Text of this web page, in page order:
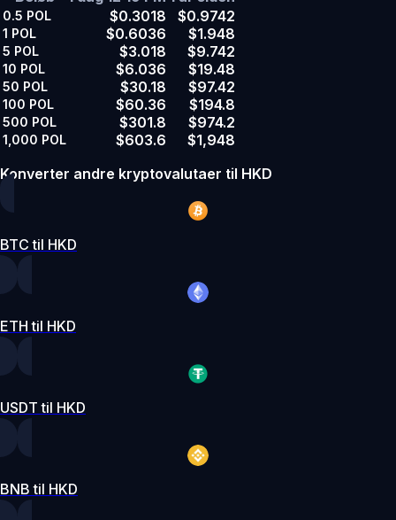
0.5 POL $0.3018 $0.9742
1 POL $0.6036 $1.948
5 POL $3.018 $9.742
10 POL $6.036 $19.48
50 POL $30.18 $97.42
100 POL $60.36 $194.8
500 POL $301.8 $974.2
1,000 POL $603.6
$1,948
Konverter andre kryptovalutaer til HKD
BTC til HKD
ETH til HKD
USDT til HKD
BNB til HKD